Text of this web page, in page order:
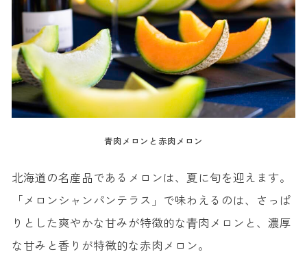
青肉メロンと赤肉メロン
北海道の名産品であるメロンは、夏に旬を迎えます。
「メロンシャンパンテラス」で味わえるのは、さっぱ
りとした爽やかな甘みが特徴的な⻘肉メロンと、濃厚
な甘みと香りが特徴的な赤肉メロン。